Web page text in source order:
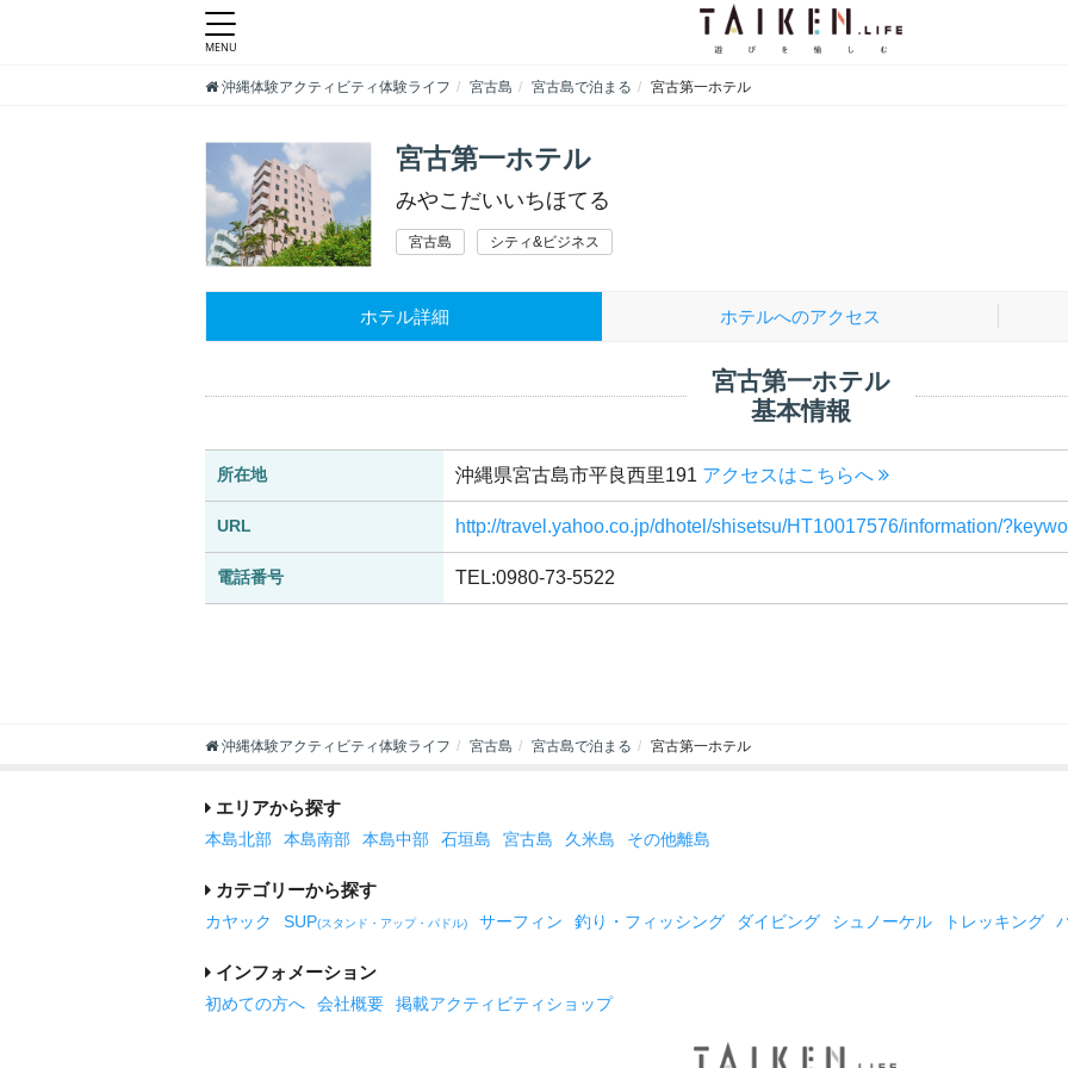
沖縄体験アクティビティ体験ライフ 宮古島 宮古島で泊まる 宮古第一ホテル
宮古第一ホテル
みやこだいいちほてる
宮古島 シティ&ビジネス
ホテル詳細 ホテルへのアクセス
宮古第一ホテル
基本情報
所在地 沖縄県宮古島市平良西里191 アクセスはこちらへ
URL http://travel.yahoo.co.jp/dhotel/shisetsu/HT10017576/information/
電話番号 TEL:0980-73-5522
沖縄体験アクティビティ体験ライフ 宮古島 宮古島で泊まる 宮古第一ホテル
エリアから探す
本島北部 本島南部 本島中部 石垣島 宮古島 久米島 その他離島
カテゴリーから探す
カヤック SUP(スタンド・アップ・パドル) サーフィン 釣り・フィッシング ダイビング シュノーケル トレッキング
インフォメーション
初めての方へ 会社概要 掲載アクティビティショップ